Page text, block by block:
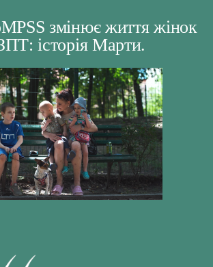
змінює життя жінок
історія Марти.